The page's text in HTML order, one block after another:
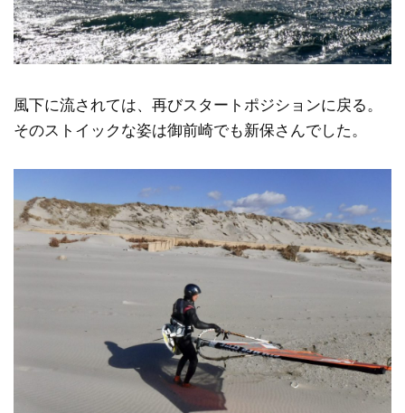
風下に流されては、再びスタートポジションに戻る。
そのストイックな姿は御前崎でも新保さんでした。